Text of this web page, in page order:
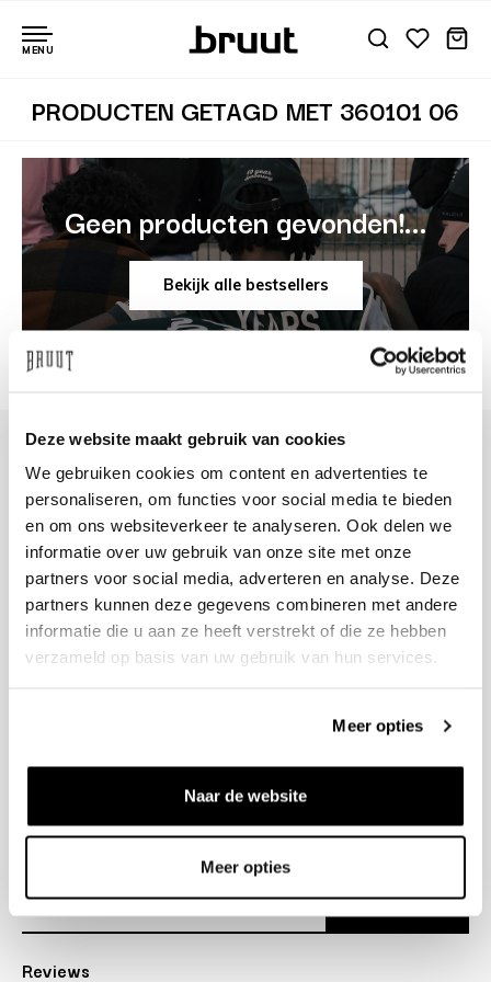
Deze website maakt gebruik van cookies
We gebruiken cookies om content en advertenties te
personaliseren, om functies voor social media te bieden
en om ons websiteverkeer te analyseren. Ook delen we
informatie over uw gebruik van onze site met onze
partners voor social media, adverteren en analyse. Deze
partners kunnen deze gegevens combineren met andere
informatie die u aan ze heeft verstrekt of die ze hebben
verzameld op basis van uw gebruik van hun services.
Meer opties
Naar de website
Meer opties
MENU
PRODUCTEN GETAGD MET 360101 06
Geen producten gevonden!...
Bekijk alle bestsellers
+31 23 205 2006
info@bruut.nl
Contact Formulier
Open 12:00 - 18:00
OPENINGSTIJDEN
Over ons
Reviews